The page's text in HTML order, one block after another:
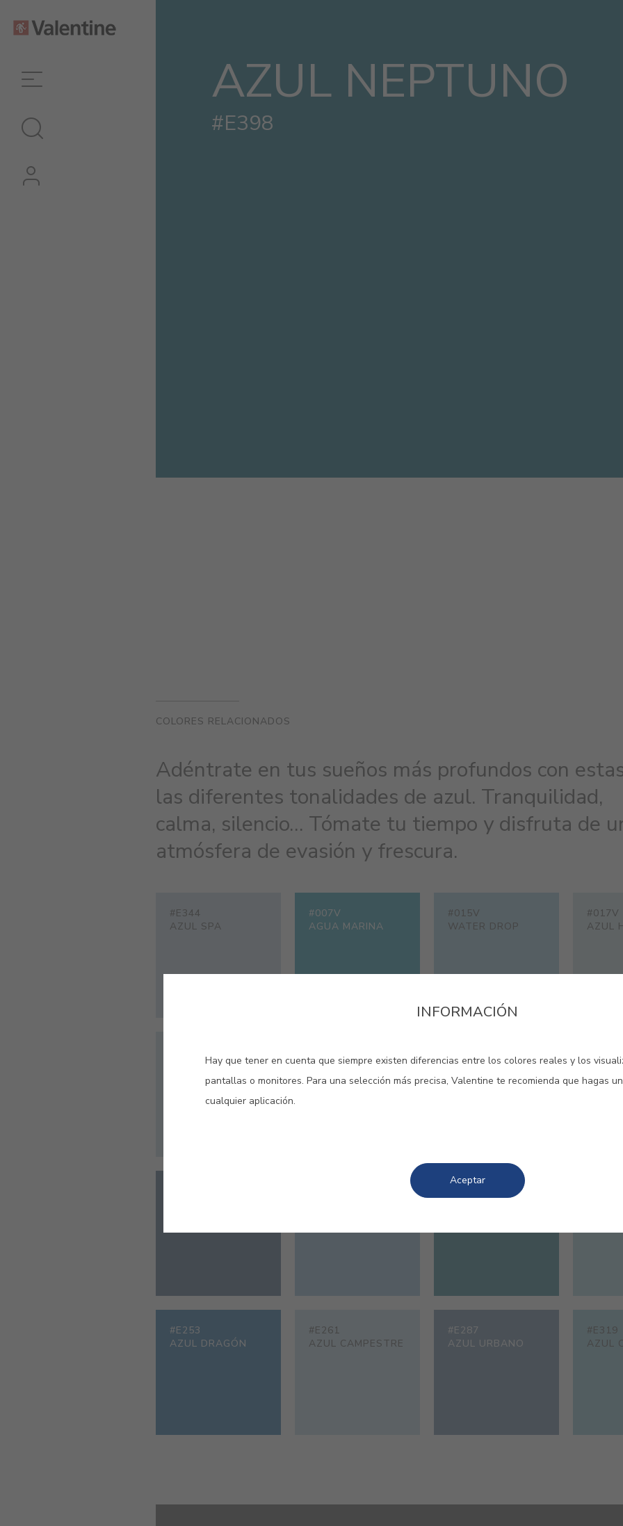
AZUL NEPTUNO
#E398
COLORES RELACIONADOS
Adéntrate en tus sueños más profundos con
las diferentes tonalidades de azul. Tranquilidad,
calma, silencio… Tómate tu tiempo y disfruta de
atmósfera de evasión y frescura.
#E344
AZUL SPA
#007V
AGUA MARINA
#015V
WATER DROP
#017V
AZUL
MAUI
AURA
AZUL
#E253
AZUL DRAGÓN
#E261
AZUL CAMPESTRE
#E287
AZUL URBANO
#E319
AZUL
INFORMACIÓN
Hay que tener en cuenta que siempre existen diferencias entre los colores reales y los
pantallas o monitores. Para una selección más precisa, Valentine te recomienda que hagas
cualquier aplicación.
Aceptar